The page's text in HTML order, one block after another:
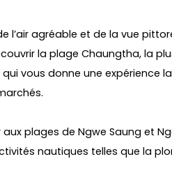
l’air agréable et de la vue
la plage Chaungtha, la
vous donne une expérience
plages de Ngwe Saung et
nautiques telles que la